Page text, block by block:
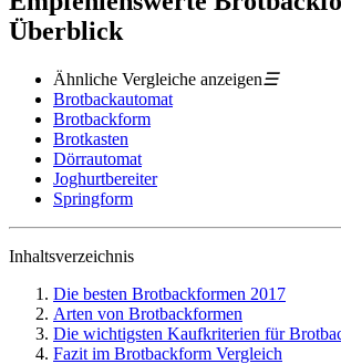
Überblick
Ähnliche Vergleiche anzeigen☰
Brotbackautomat
Brotbackform
Brotkasten
Dörrautomat
Joghurtbereiter
Springform
Inhaltsverzeichnis
Die besten Brotbackformen 2017
Arten von Brotbackformen
Die wichtigsten Kaufkriterien für
Fazit im Brotbackform Vergleich